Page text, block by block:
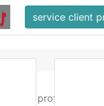
service client
peu profond